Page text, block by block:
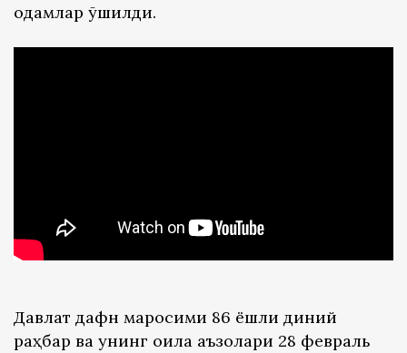
одамлар қўшилди.
Давлат дафн маросими 86 ёшли диний
раҳбар ва унинг оила аъзолари 28 февраль